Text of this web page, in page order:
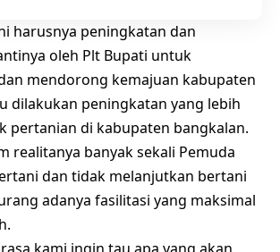
harusnya peningkatan dan
oleh Plt Bupati untuk
mendorong kemajuan kabupaten
dilakukan peningkatan yang lebih
pertanian di kabupaten bangkalan.
realitanya banyak sekali Pemuda
dan tidak melanjutkan bertani
adanya fasilitasi yang maksimal